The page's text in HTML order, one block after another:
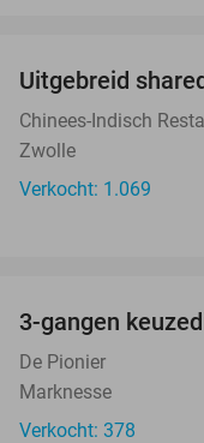
Uitgebreid
Chinees-Indisch
Zwolle
Verkocht: 1.069
3-gangen
De Pionier
Marknesse
Verkocht: 378